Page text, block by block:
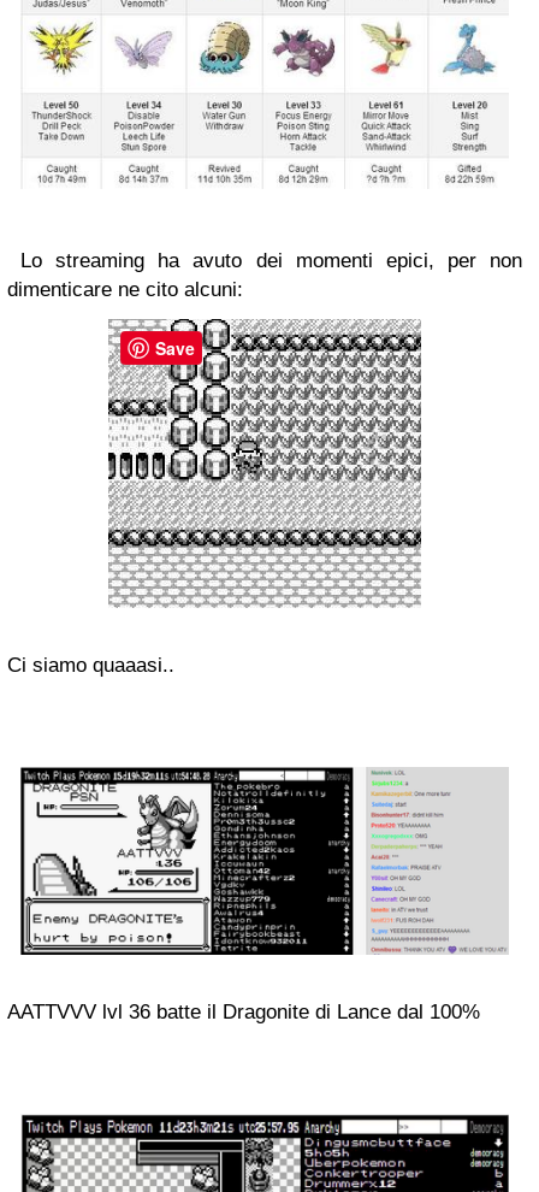
Lo streaming ha avuto dei momenti epici, per non
dimenticare ne cito alcuni:
Ci siamo quaaasi..
AATTVVV lvl 36 batte il Dragonite di Lance dal 100%
Save